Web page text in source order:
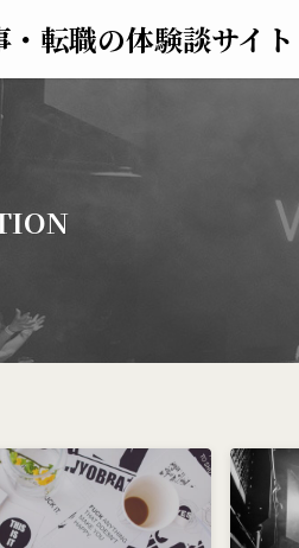
転職の体験談サイト